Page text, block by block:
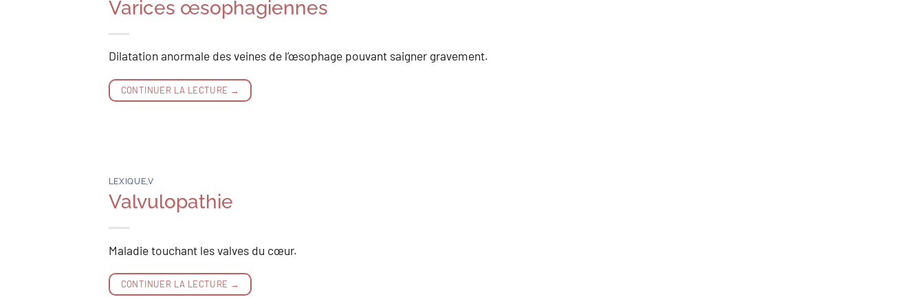
Varices œsophagiennes
Dilatation anormale des veines de l’œsophage pouvant saigner gravement.
CONTINUER LA LECTURE →
LEXIQUE,V
Valvulopathie
Maladie touchant les valves du cœur.
CONTINUER LA LECTURE →